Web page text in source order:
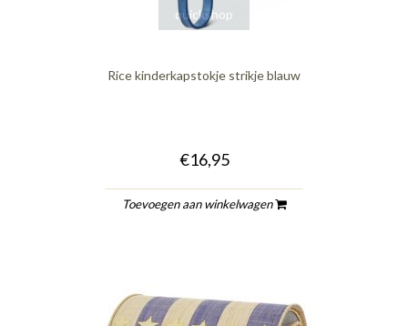
quickshop
Rice kinderkapstokje strikje blauw
€16,95
Toevoegen aan winkelwagen